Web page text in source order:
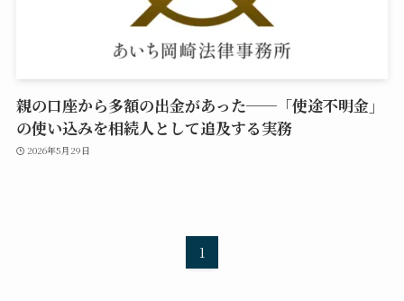
親の口座から多額の出金があった──「使途不明金」
の使い込みを相続人として追及する実務
2026年5月29日
1